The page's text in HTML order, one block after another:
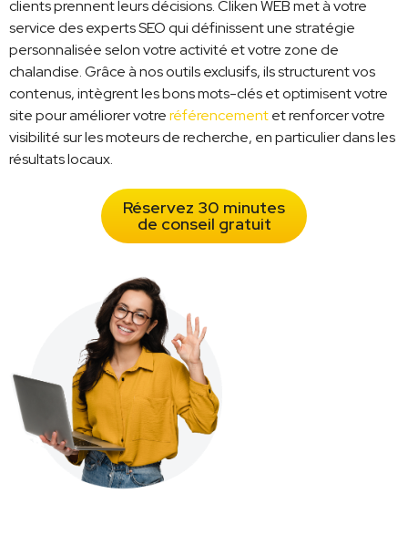
clients prennent leurs décisions. Cliken WEB met à votre
service des experts SEO qui définissent une stratégie
personnalisée selon votre activité et votre zone de
chalandise. Grâce à nos outils exclusifs, ils structurent vos
contenus, intègrent les bons mots-clés et optimisent votre
site pour améliorer votreréférencementet renforcer votre
visibilité sur les moteurs de recherche, en particulier dans les
résultats locaux.
Réservez 30 minutes
de conseil gratuit